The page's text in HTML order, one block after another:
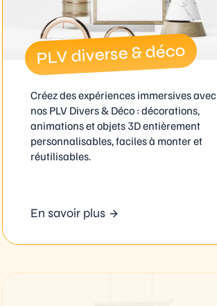
PLV diverse & déco
Créez des expériences immersives avec
nos PLV Divers & Déco : décorations,
animations et objets 3D entièrement
personnalisables, faciles à monter et
réutilisables.
En savoir plus